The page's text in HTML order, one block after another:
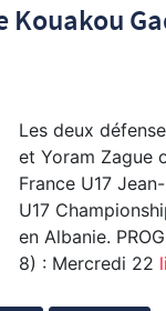
Kouakou
Les deux
et Yoram Zague
France U17
U17
en Albanie.
8) : Mercredi 22